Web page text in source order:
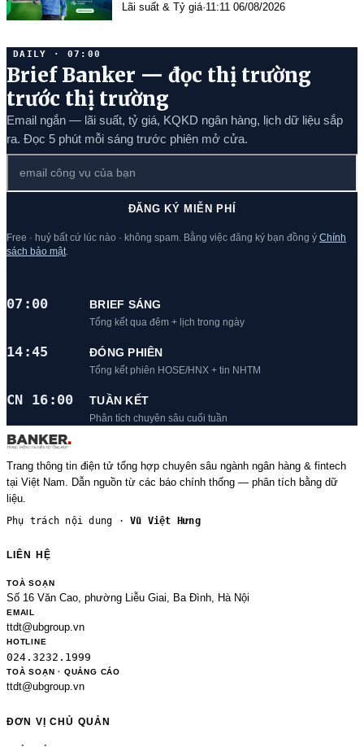
Lãi suất & Tỷ giá·11:11 06/08/2026
DAILY · 07:00
Brief Banker — đọc thị trường
trước thị trường
Email ngắn — lãi suất, tỷ giá, KQKD ngân hàng, lịch dữ liệu sắp
ra. Đọc 5 phút mỗi sáng trước phiên mở cửa.
ĐĂNG KÝ MIỄN PHÍ
Free · huỷ bất cứ lúc nào · không spam. Bằng việc đăng ký bạn đồng ý Chính
sách bảo mật
07:00 BRIEF SÁNG
Tổng kết qua đêm + lịch trong ngày
14:45 ĐÓNG PHIÊN
Tổng kết phiên HOSE/HNX + tin NHTM
CN 16:00 TUẦN KẾT
Phân tích chuyên sâu cuối tuần
Trang thông tin điện tử tổng hợp chuyên sâu ngành ngân hàng & fintech
tại Việt Nam. Dẫn nguồn từ các báo chính thống — phân tích bằng dữ
liệu.
Phụ trách nội dung ·Vũ Việt Hưng
LIÊN HỆ
TOÀ SOẠN
Số 16 Văn Cao, phường Liễu Giai, Ba Đình, Hà Nội
EMAIL
ttdt@ubgroup.vn
HOTLINE
024.3232.1999
TOÀ SOẠN · QUẢNG CÁO
ttdt@ubgroup.vn
ĐƠN VỊ CHỦ QUẢN